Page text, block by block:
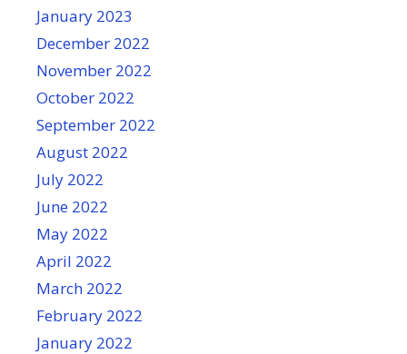
January 2023
December 2022
November 2022
October 2022
September 2022
August 2022
July 2022
June 2022
May 2022
April 2022
March 2022
February 2022
January 2022